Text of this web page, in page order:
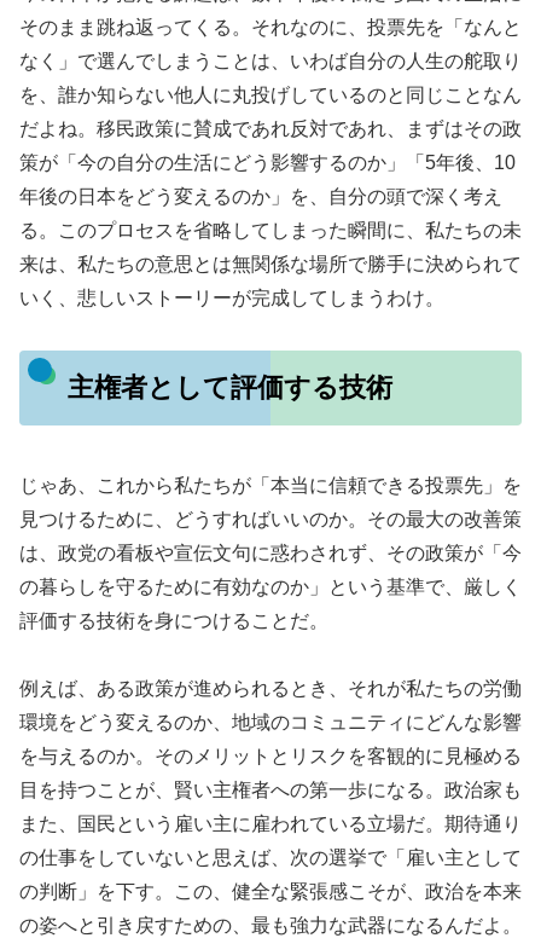
そのまま跳ね返ってくる。それなのに、投票先を「なんと
なく」で選んでしまうことは、いわば自分の人生の舵取り
を、誰か知らない他人に丸投げしているのと同じことなん
だよね。移民政策に賛成であれ反対であれ、まずはその政
策が「今の自分の生活にどう影響するのか」「5年後、10
年後の日本をどう変えるのか」を、自分の頭で深く考え
る。このプロセスを省略してしまった瞬間に、私たちの未
来は、私たちの意思とは無関係な場所で勝手に決められて
いく、悲しいストーリーが完成してしまうわけ。
主権者として評価する技術
じゃあ、これから私たちが「本当に信頼できる投票先」を
見つけるために、どうすればいいのか。その最大の改善策
は、政党の看板や宣伝文句に惑わされず、その政策が「今
の暮らしを守るために有効なのか」という基準で、厳しく
評価する技術を身につけることだ。
例えば、ある政策が進められるとき、それが私たちの労働
環境をどう変えるのか、地域のコミュニティにどんな影響
を与えるのか。そのメリットとリスクを客観的に見極める
目を持つことが、賢い主権者への第一歩になる。政治家も
また、国民という雇い主に雇われている立場だ。期待通り
の仕事をしていないと思えば、次の選挙で「雇い主として
の判断」を下す。この、健全な緊張感こそが、政治を本来
の姿へと引き戻すための、最も強力な武器になるんだよ。